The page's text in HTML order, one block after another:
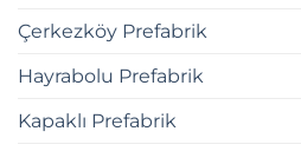
Çerkezköy Prefabrik
Hayrabolu Prefabrik
Kapaklı Prefabrik